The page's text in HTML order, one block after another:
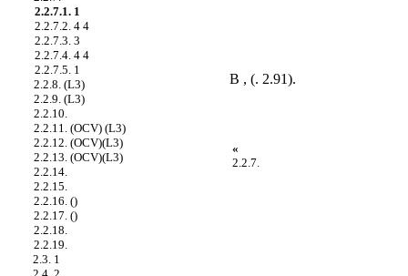
2.2.7.1. 1
2.2.7.2. 4 4
2.2.7.3. 3
2.2.7.4. 4 4
2.2.7.5. 1
2.2.8. (L3)
2.2.9. (L3)
2.2.10.
2.2.11. (OCV) (L3)
2.2.12. (OCV)(L3)
2.2.13. (OCV)(L3)
2.2.14.
2.2.15.
2.2.16. ()
2.2.17. ()
2.2.18.
2.2.19.
2.3. 1
B , (. 2.91).
«
2.2.7.